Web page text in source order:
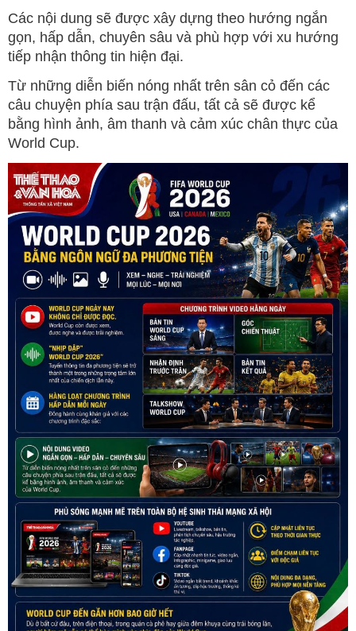
Các nội dung sẽ được xây dựng theo hướng ngắn
gọn, hấp dẫn, chuyên sâu và phù hợp với xu hướng
tiếp nhận thông tin hiện đại.
Từ những diễn biến nóng nhất trên sân cỏ đến các
câu chuyện phía sau trận đấu, tất cả sẽ được kể
bằng hình ảnh, âm thanh và cảm xúc chân thực của
World Cup.